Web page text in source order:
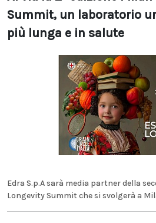
Summit, un laboratorio
più lunga e in salute
Edra S.p.A sarà media partner della
Longevity Summit che si svolgerà a